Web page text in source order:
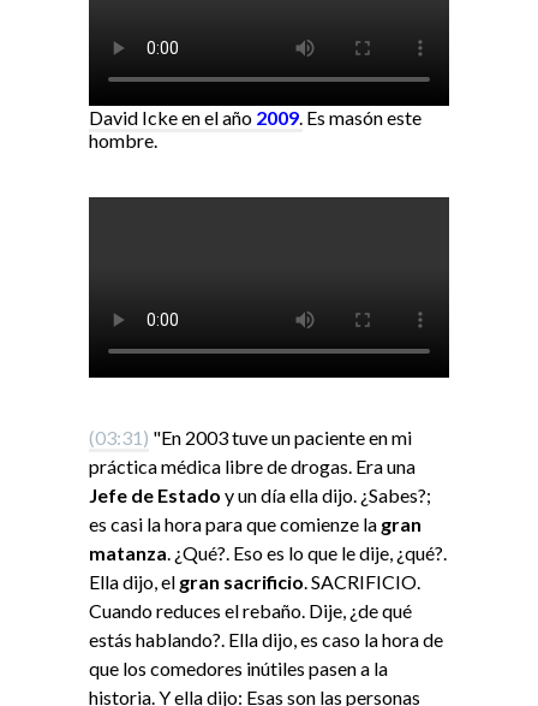
David Icke en el año 2009. Es masón este
hombre.
(03:31) "En 2003 tuve un paciente en mi
práctica médica libre de drogas. Era una
Jefe de Estado y un día ella dijo. ¿Sabes?;
es casi la hora para que comienze la gran
matanza. ¿Qué?. Eso es lo que le dije, ¿qué?.
Ella dijo, el gran sacrificio. SACRIFICIO.
Cuando reduces el rebaño. Dije, ¿de qué
estás hablando?. Ella dijo, es caso la hora de
que los comedores inútiles pasen a la
historia. Y ella dijo: Esas son las personas